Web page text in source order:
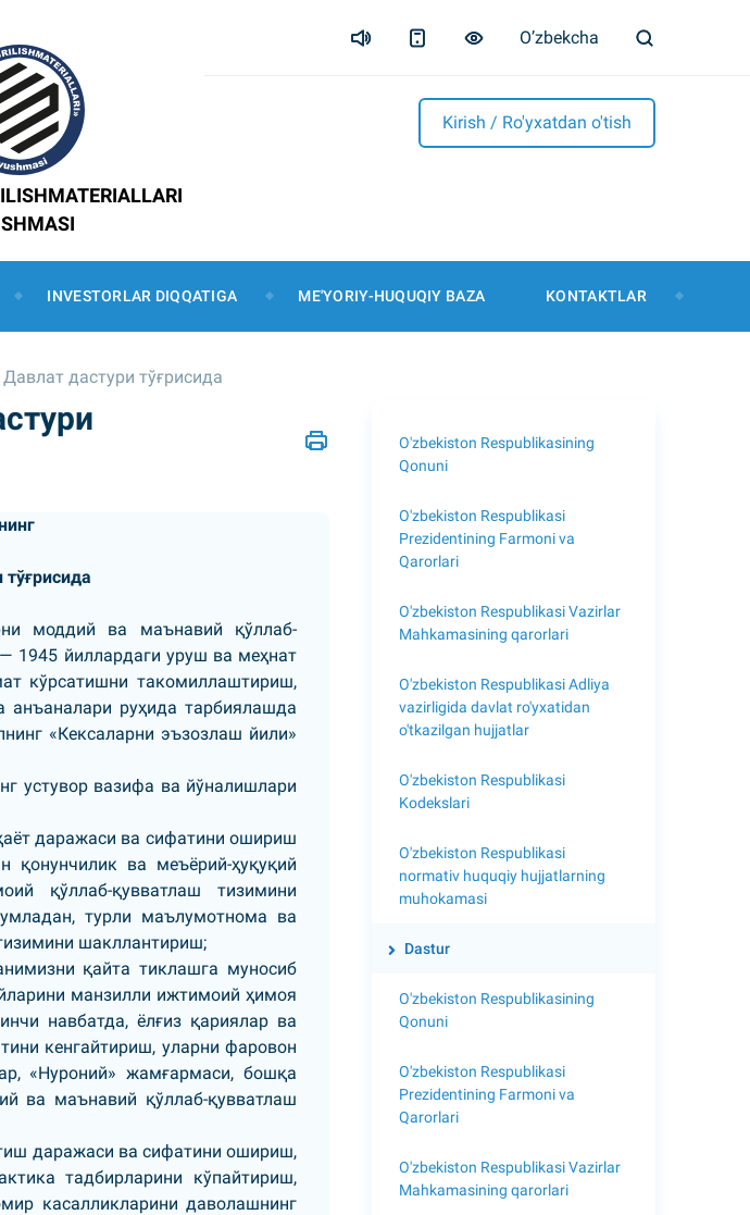
O’zbekcha
Kirish / Ro'yxatdan o'tish
INVESTORLAR DIQQATIGA ME'YORIY-HUQUQIY BAZA KONTAKTLAR
дастури тўғрисида
моддий ва маънавий қўллаб-
1945 йиллардаги уруш ва меҳнат
кўрсатишни такомиллаштириш,
анъаналари руҳида тарбиялашда
«Кексаларни эъзозлаш йили»
устувор вазифа ва йўналишлари
даражаси ва сифатини ошириш
қонунчилик ва меъёрий-ҳуқуқий
қўллаб-қувватлаш тизимини
турли маълумотнома ва
шакллантириш;
қайта тиклашга муносиб
манзилли ижтимоий ҳимоя
навбатда, ёлғиз қариялар ва
кенгайтириш, уларни фаровон
«Нуроний» жамғармаси, бошқа
ва маънавий қўллаб-қувватлаш
даражаси ва сифатини ошириш,
тадбирларини кўпайтириш,
касалликларини даволашнинг
O'zbekiston Respublikasining
Qonuni
O'zbekiston Respublikasi
Prezidentining Farmoni va
Qarorlari
O'zbekiston Respublikasi Vazirlar
Mahkamasining qarorlari
O'zbekiston Respublikasi Adliya
vazirligida davlat ro'yxatidan
o'tkazilgan hujjatlar
O'zbekiston Respublikasi
Kodekslari
O'zbekiston Respublikasi
normativ huquqiy hujjatlarning
muhokamasi
Dastur
O'zbekiston Respublikasining
Qonuni
O'zbekiston Respublikasi
Prezidentining Farmoni va
Qarorlari
O'zbekiston Respublikasi Vazirlar
Mahkamasining qarorlari